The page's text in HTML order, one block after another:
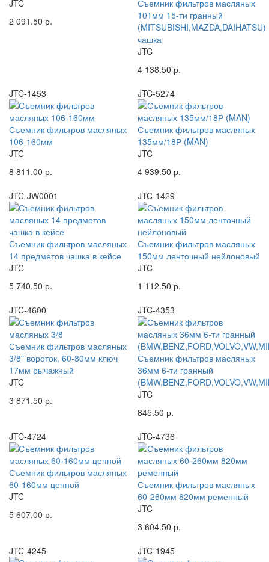
JTC
2 091.50 р.
Съемник фильтров масляных
101мм 15-ти гранный
(MITSUBISHI,MAZDA,DAIHATSU)
чашка
JTC
4 138.50 р.
JTC-1453
Съемник фильтров масляных
106-160мм
JTC
8 811.00 р.
JTC-5274
Съемник фильтров масляных
135мм/18Р (MAN)
JTC
4 939.50 р.
JTC-JW0001
Съемник фильтров масляных
14 предметов чашка в кейсе
JTC
5 740.50 р.
JTC-1429
Съемник фильтров масляных
150мм ленточный нейлоновый
JTC
1 112.50 р.
JTC-4600
Съемник фильтров масляных
3/8" вороток, 60-80мм ключ
17мм рычажный
JTC
3 871.50 р.
JTC-4353
Съемник фильтров масляных
36мм 6-ти гранный
JTC
845.50 р.
JTC-4724
Съемник фильтров масляных
60-160мм цепной
JTC
5 607.00 р.
JTC-4736
Съемник фильтров масляных
60-260мм 820мм ременный
JTC
3 604.50 р.
JTC-4245
JTC-1945